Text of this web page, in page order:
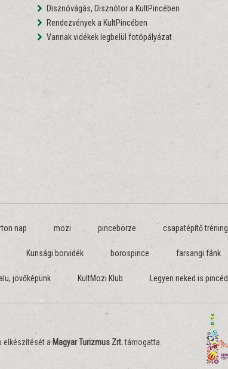
Disznóvágás, Disznótor a KultPincében
Rendezvények a KultPincében
Vannak vidékek legbelül fotópályázat
nap mozi pincebörze csapatépítő tréning
Kunsági borvidék borospince farsangi fánk
jövőképünk KultMozi Klub Legyen neked is pincéd
elkészítését aMagyar Turizmus Zrt.támogatta.